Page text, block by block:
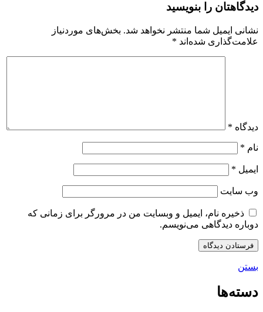
دیدگاهتان را بنویسید
نشانی ایمیل شما منتشر نخواهد شد. بخش‌های موردنیاز
علامت‌گذاری شده‌اند *
دیدگاه *
نام *
ایمیل *
وب‌ سایت
ذخیره نام، ایمیل و وبسایت من در مرورگر برای زمانی که
دوباره دیدگاهی می‌نویسم.
بستن
دسته‌ها